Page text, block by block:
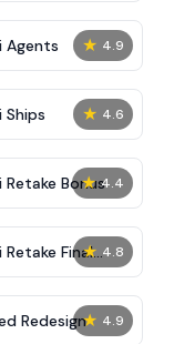
★ 4.9
Agents
★ 4.6
Ships
★ 4.4
Retake Bonus
★ 4.8
Retake Final
★ 4.9
Redesign